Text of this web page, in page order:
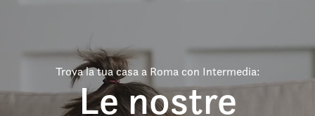
Trova la tua casa a Roma con Intermedia:
Le nostre